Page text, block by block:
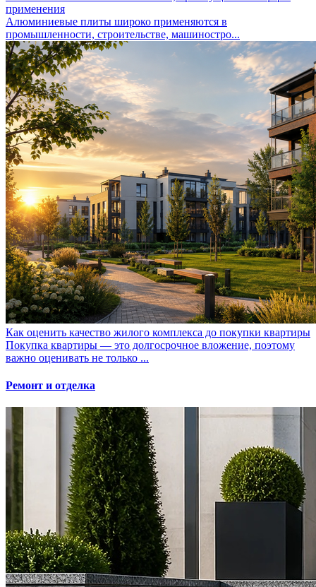
применения
Алюминиевые плиты широко применяются в
промышленности, строительстве, машиностро...
Как оценить качество жилого комплекса до покупки квартиры
Покупка квартиры — это долгосрочное вложение, поэтому
важно оценивать не только ...
Ремонт и отделка